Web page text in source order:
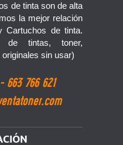
de tinta son de alta
la mejor relación
Cartuchos de tinta.
de tintas, toner,
sin usar)
- 663 766 621